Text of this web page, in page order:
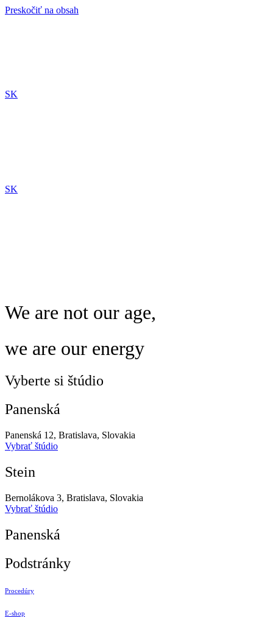
Preskočiť na obsah
SK
SK
We are not our age,
we are our energy
Vyberte si štúdio
Panenská
Panenská 12, Bratislava, Slovakia
Vybrať štúdio
Stein
Bernolákova 3, Bratislava, Slovakia
Vybrať štúdio
Panenská
Podstránky
Procedúry
E-shop